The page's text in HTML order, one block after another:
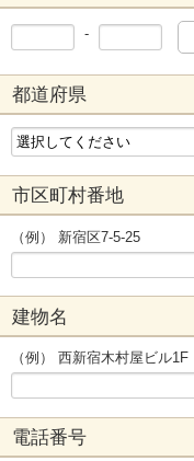
-
都道府県
市区町村番地
（例） 新宿区7-5-25
建物名
（例） 西新宿木村屋ビル1F
電話番号